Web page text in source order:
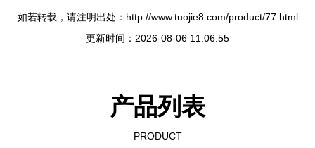
如若转载，请注明出处：http://www.tuojie8.com/product/77.html
更新时间：2026-08-06 11:06:55
产品列表
PRODUCT